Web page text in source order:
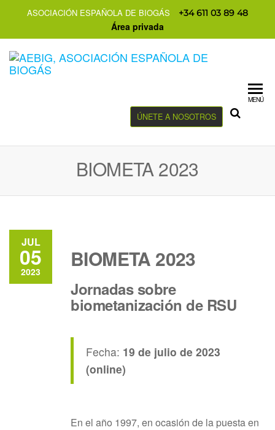
ASOCIACIÓN ESPAÑOLA DE BIOGÁS +34 611 03 89 48
Área privada
ÚNETE A NOSOTROS
MENÚ
BIOMETA 2023
JUL
05
2023 BIOMETA 2023
Jornadas sobre
biometanización de RSU
Fecha: 19 de julio de 2023
(online)
En el año 1997, en ocasión de la puesta en